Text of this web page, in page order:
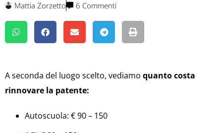
Mattia Zorzetto 6 Commenti
A seconda del luogo scelto, vediamo quanto costa
rinnovare la patente:
Autoscuola: € 90 – 150